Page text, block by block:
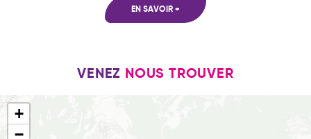
EN SAVOIR +
VENEZ NOUS TROUVER
+
−